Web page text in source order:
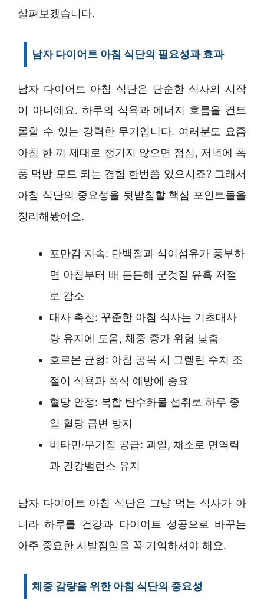
살펴보겠습니다.
남자 다이어트 아침 식단의 필요성과 효과
남자 다이어트 아침 식단은 단순한 식사의 시작
이 아니에요. 하루의 식욕과 에너지 흐름을 컨트
롤할 수 있는 강력한 무기입니다. 여러분도 요즘
아침 한 끼 제대로 챙기지 않으면 점심, 저녁에 폭
풍 먹방 모드 되는 경험 한번쯤 있으시죠? 그래서
아침 식단의 중요성을 뒷받침할 핵심 포인트들을
정리해봤어요.
포만감 지속: 단백질과 식이섬유가 풍부하
면 아침부터 배 든든해 군것질 유혹 저절
로 감소
대사 촉진: 꾸준한 아침 식사는 기초대사
량 유지에 도움, 체중 증가 위험 낮춤
호르몬 균형: 아침 공복 시 그렐린 수치 조
절이 식욕과 폭식 예방에 중요
혈당 안정: 복합 탄수화물 섭취로 하루 종
일 혈당 급변 방지
비타민·무기질 공급: 과일, 채소로 면역력
과 건강밸런스 유지
남자 다이어트 아침 식단은 그냥 먹는 식사가 아
니라 하루를 건강과 다이어트 성공으로 바꾸는
아주 중요한 시발점임을 꼭 기억하셔야 해요.
체중 감량을 위한 아침 식단의 중요성